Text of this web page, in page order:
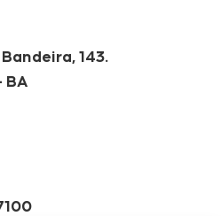
143.
BA